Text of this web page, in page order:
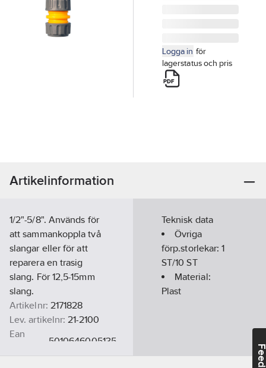
Logga in för
lagerstatus och pris
Artikelinformation
1/2"-5/8". Används för
att sammankoppla två
slangar eller för att
reparera en trasig
slang. För 12,5-15mm
slang.
Artikelnr: 2171828
Lev. artikelnr: 21-2100
Ean
5010646005135
Teknisk data
Övriga
förp.storlekar:1
ST/10 ST
Material:
Plast